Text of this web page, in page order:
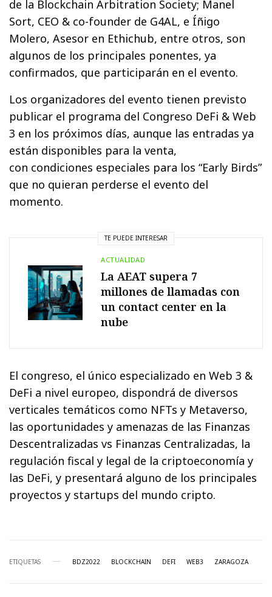
de la Blockchain Arbitration Society; Manel
Sort, CEO & co-founder de G4AL, e Íñigo
Molero, Asesor en Ethichub, entre otros, son
algunos de los principales ponentes, ya
confirmados, que participarán en el evento.
Los organizadores del evento tienen previsto
publicar el programa del Congreso DeFi & Web
3 en los próximos días, aunque las entradas ya
están disponibles para la venta,
con condiciones especiales para los “Early Birds”
que no quieran perderse el evento del
momento.
TE PUEDE INTERESAR
ACTUALIDAD
La AEAT supera 7
millones de llamadas con
un contact center en la
nube
El congreso, el único especializado en Web 3 &
DeFi a nivel europeo, dispondrá de diversos
verticales temáticos como NFTs y Metaverso,
las oportunidades y amenazas de las Finanzas
Descentralizadas vs Finanzas Centralizadas, la
regulación fiscal y legal de la criptoeconomía y
las DeFi, y presentará alguno de los principales
proyectos y startups del mundo cripto.
ETIQUETAS BDZ2022 BLOCKCHAIN DEFI WEB3 ZARAGOZA